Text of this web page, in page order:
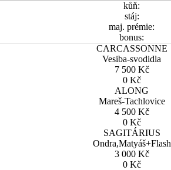
kůň:
stáj:
maj. prémie:
bonus:
CARCASSONNE
Vesiba-svodidla
7 500 Kč
0 Kč
ALONG
Mareš-Tachlovice
4 500 Kč
0 Kč
SAGITÁRIUS
Ondra,Matyáš+Flash
3 000 Kč
0 Kč